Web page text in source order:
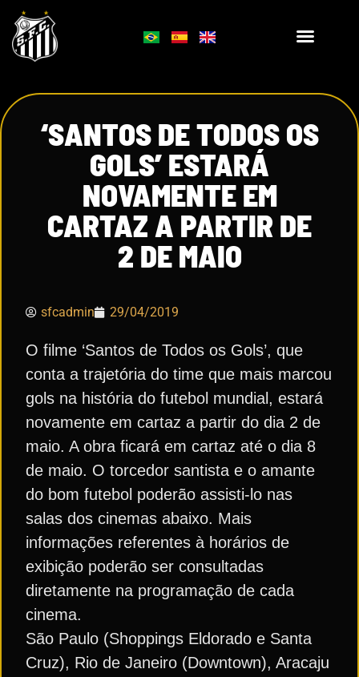
‘SANTOS DE TODOS OS
GOLS’ ESTARÁ
NOVAMENTE EM
CARTAZ A PARTIR DE
2 DE MAIO
sfcadmin 29/04/2019
O filme ‘Santos de Todos os Gols’, que
conta a trajetória do time que mais marcou
gols na história do futebol mundial, estará
novamente em cartaz a partir do dia 2 de
maio. A obra ficará em cartaz até o dia 8
de maio. O torcedor santista e o amante
do bom futebol poderão assisti-lo nas
salas dos cinemas abaixo. Mais
informações referentes à horários de
exibição poderão ser consultadas
diretamente na programação de cada
cinema.
São Paulo (Shoppings Eldorado e Santa
Cruz), Rio de Janeiro (Downtown), Aracaju